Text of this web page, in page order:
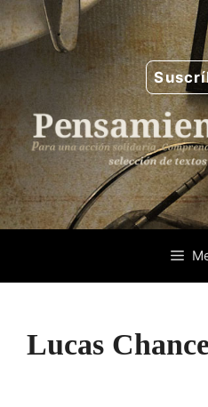
Saltar
al
contenido
Lucas